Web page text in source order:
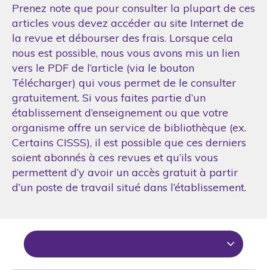
Prenez note que pour consulter la plupart de ces
articles vous devez accéder au site Internet de
la revue et débourser des frais. Lorsque cela
nous est possible, nous vous avons mis un lien
vers le PDF de l’article (via le bouton
Télécharger) qui vous permet de le consulter
gratuitement. Si vous faites partie d’un
établissement d’enseignement ou que votre
organisme offre un service de bibliothèque (ex.
Certains CISSS), il est possible que ces derniers
soient abonnés à ces revues et qu’ils vous
permettent d’y avoir un accès gratuit à partir
d’un poste de travail situé dans l’établissement.